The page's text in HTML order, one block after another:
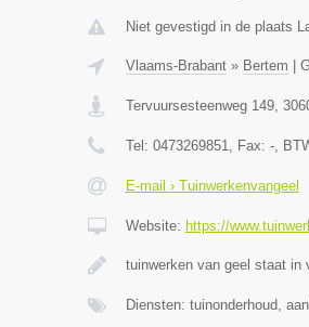
Niet gevestigd in de plaats
Vlaams-Brabant» Bertem
Tervuursesteenweg 149,
Tel: 0473269851, Fax: -,
E-mail › Tuinwerkenvangeel
Website: https://
tuinwerken van geel staat in
Diensten: tuinonderhoud,